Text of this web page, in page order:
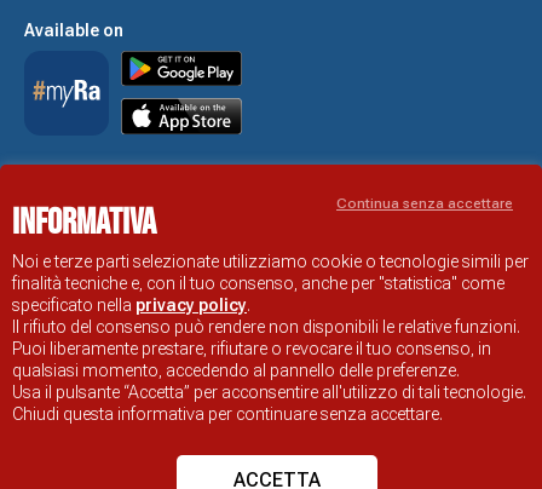
Available on
RAVENNA TOURIST INFORMATION OFFICIAL SITE
Informativa
Noi e terze parti selezionate utilizziamo cookie o tecnologie simili per
finalità tecniche e, con il tuo consenso, anche per "statistica" come
specificato nella privacy policy.
Il rifiuto del consenso può rendere non disponibili le relative funzioni.
Puoi liberamente prestare, rifiutare o revocare il tuo consenso, in
qualsiasi momento, accedendo al pannello delle preferenze.
Usa il pulsante “Accetta” per acconsentire all'utilizzo di tali tecnologie.
Chiudi questa informativa per continuare senza accettare.
ACCETTA
Continua senza accettare